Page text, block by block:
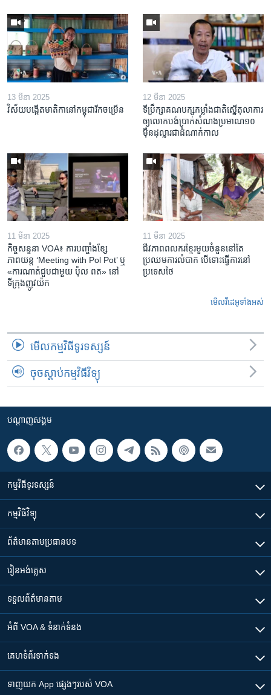
13 មីនា 2025
វិស័យ​បង្កើត​មាតិកា​នៅ​កម្ពុជា​រីក​ចម្រើន
12 មីនា 2025
ទីប្រឹក្សា​គណបក្ស​កម្លាំង​ជាតិ​ស្នើ​តុលាការ​
ឲ្យ​លោក​បង់ប្រាក់​សំណង​ប្រមាណ​១០​
ម៉ឺន​ដុល្លារ​ជា​ដំណាក់កាល
11 មីនា 2025
កិច្ចសន្ទនា VOA៖ ការ​បញ្ចាំង​ខ្សែ
ភាពយន្ត ‘Meeting with Pol Pot’ ឬ
«ការណាត់ជួប​ជាមួយ​ ប៉ុល ពត» នៅ
ទីក្រុងញូវយ៉ក​
11 មីនា 2025
ជីវភាពពលករខ្មែរមួយចំនួននៅតែ
ប្រឈមការលំបាក បើទោះធ្វើការនៅ
ប្រទេសថៃ
មើល​វីដេអូ​ទាំង​អស់
មើល​កម្មវិធី​ទូរទស្សន៍
ចុចស្តាប់កម្មវិធីវិទ្យុ
បណ្តាញ​សង្គម
កម្មវិធី​ទូរទស្សន៍
កម្មវិធី​វិទ្យុ
ព័ត៌មាន​តាមប្រធានបទ​
រៀន​​អង់គ្លេស
ទទួល​ព័ត៌មាន​តាម
អំពី​ VOA & ទំនាក់ទំនង
គេហទំព័រ​​ទាក់ទង
ទាញយក​ App ផ្សេងៗ​របស់​ VOA